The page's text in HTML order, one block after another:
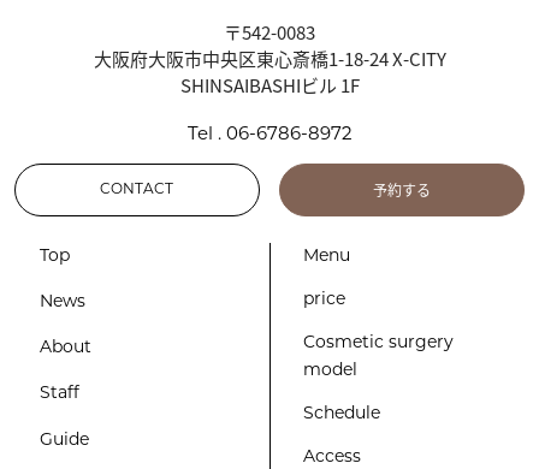
〒542-0083
大阪府大阪市中央区東心斎橋1-18-24 X-CITY
SHINSAIBASHIビル 1F
Tel . 06-6786-8972
CONTACT 予約する
Top
News
About
Staff
Guide
Menu
price
Cosmetic surgery
model
Schedule
Access